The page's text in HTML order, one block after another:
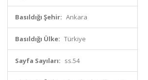
Basıldığı Şehir: Ankara
Basıldığı Ülke: Türkiye
Sayfa Sayıları: ss.54